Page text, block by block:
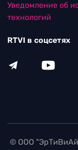
Уведомление об
технологий
RTVI в соцсетях
© ООО